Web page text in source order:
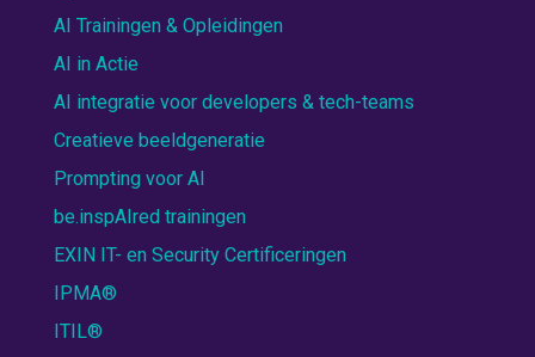
AI Trainingen & Opleidingen
AI in Actie
AI integratie voor developers & tech-teams
Creatieve beeldgeneratie
Prompting voor AI
be.inspAIred trainingen
EXIN IT- en Security Certificeringen
IPMA®
ITIL®